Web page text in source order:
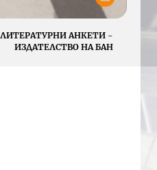
ЛИТЕРАТУРНИ АНКЕТИ -
ИЗДАТЕЛСТВО НА БАН